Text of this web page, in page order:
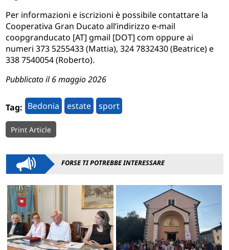
Per informazioni e iscrizioni è possibile contattare la
Cooperativa Gran Ducato all’indirizzo e-mail
coopgranducato [AT] gmail [DOT] com oppure ai
numeri 373 5255433 (Mattia), 324 7832430 (Beatrice) e
338 7540054 (Roberto).
Pubblicato il 6 maggio 2026
Tag: Bedonia estate sport
Print Article
FORSE TI POTREBBE INTERESSARE